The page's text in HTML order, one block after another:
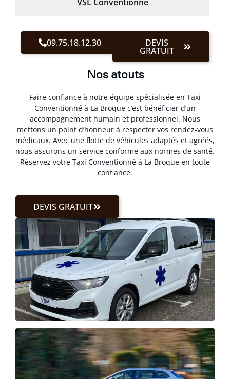
09.75.18.12.30 DEVIS
GRATUIT
Nos atouts
Faire confiance à notre équipe spécialisée en Taxi
Conventionné à La Broque c’est bénéficier d’un
accompagnement humain et professionnel. Nous
mettons un point d’honneur à respecter vos rendez-vous
médicaux. Avec une flotte de véhicules adaptés et agréés,
nous assurons un service conforme aux normes de santé.
Réservez votre Taxi Conventionné à La Broque en toute
confiance.
DEVIS GRATUIT